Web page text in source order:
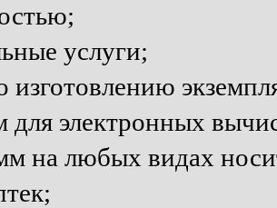
услуги;
изготовлению
для электронных
на любых видах